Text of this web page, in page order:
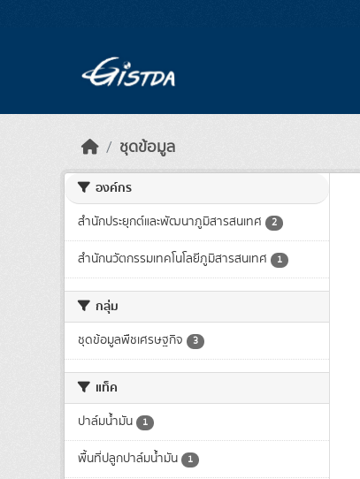
ชุดข้อมูล
องค์กร
สำนักประยุกต์และพัฒนาภูมิสารสนเทศ 2
สำนักนวัตกรรมเทคโนโลยีภูมิสารสนเทศ 1
กลุ่ม
ชุดข้อมูลพืชเศรษฐกิจ 3
แท็ค
ปาล์มน้ำมัน 1
พื้นที่ปลูกปาล์มน้ำมัน 1